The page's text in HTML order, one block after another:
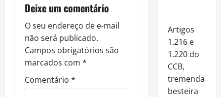
v
i
g
a
Deixe um comentário
O seu endereço de e-mail
não será publicado.
Campos obrigatórios são
marcados com *
Comentário *
Artigos
1.216 e
1.220 do
CCB,
tremenda
besteira